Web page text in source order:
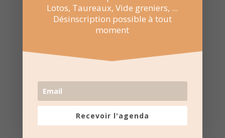
25 Juin 2023
Lotos, Taureaux, Vide greniers, ...
Désinscription possible à tout
moment
Recevoir l'agenda